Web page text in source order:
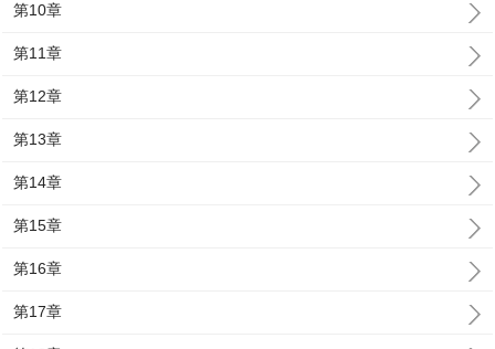
第10章
第11章
第12章
第13章
第14章
第15章
第16章
第17章